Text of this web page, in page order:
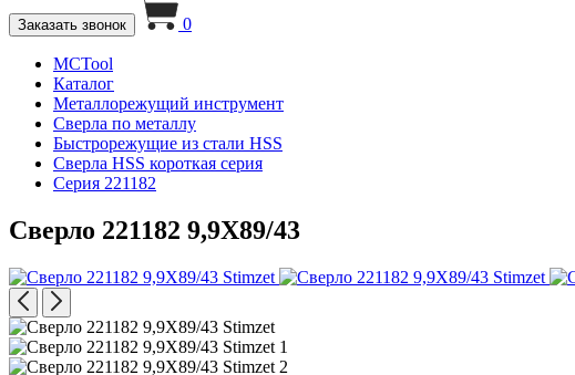
Заказать звонок 0
MCTool
Каталог
Металлорежущий инструмент
Сверла по металлу
Быстрорежущие из стали HSS
Сверла HSS короткая серия
Серия 221182
Сверло 221182 9,9X89/43